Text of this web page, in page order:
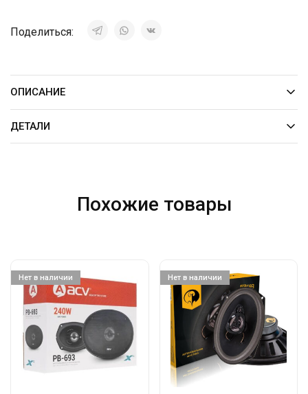
Поделиться:
ОПИСАНИЕ
ДЕТАЛИ
Похожие товары
Нет в наличии Нет в наличии